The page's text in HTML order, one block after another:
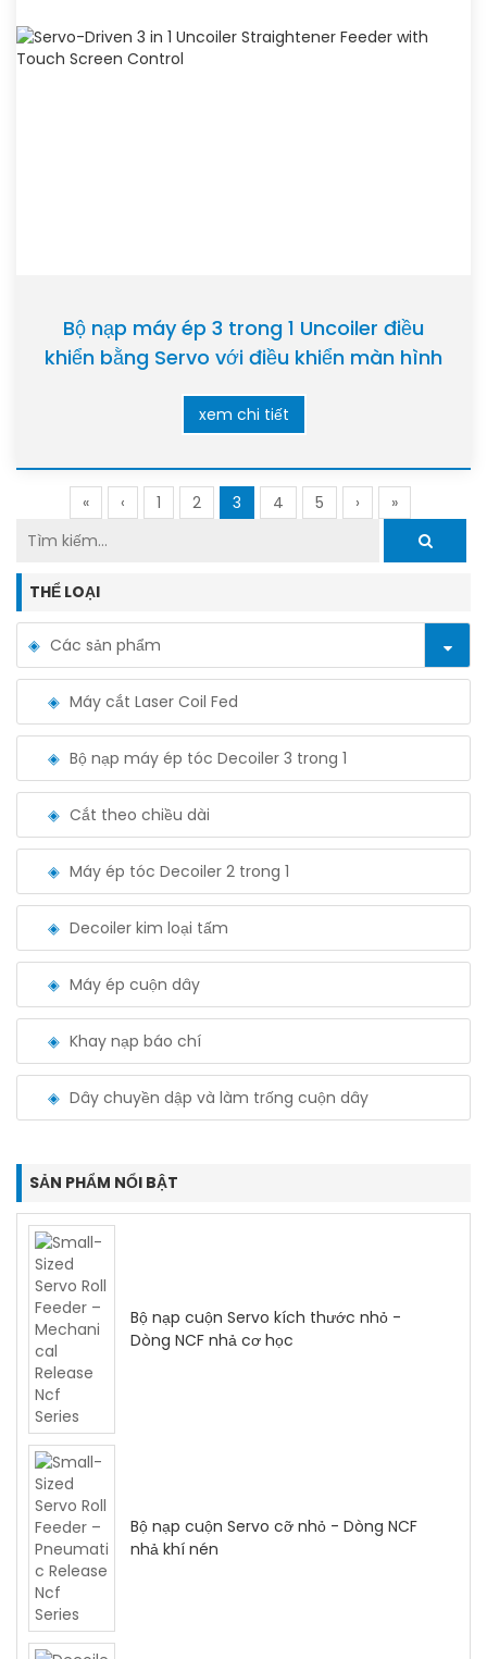
Bộ nạp máy ép 3 trong 1 Uncoiler điều
khiển bằng Servo với điều khiển màn hình
xem chi tiết
« ‹ 1 2 3 4 5 › »
THỂ LOẠI
Các sản phẩm
Máy cắt Laser Coil Fed
Bộ nạp máy ép tóc Decoiler 3 trong 1
Cắt theo chiều dài
Máy ép tóc Decoiler 2 trong 1
Decoiler kim loại tấm
Máy ép cuộn dây
Khay nạp báo chí
Dây chuyền dập và làm trống cuộn dây
SẢN PHẨM NỔI BẬT
Bộ nạp cuộn Servo kích thước nhỏ -
Dòng NCF nhả cơ học
Bộ nạp cuộn Servo cỡ nhỏ - Dòng NCF
nhả khí nén